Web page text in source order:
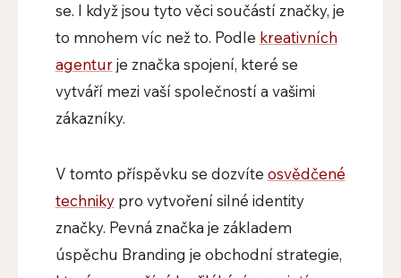
se. I když jsou tyto věci součástí značky, je
to mnohem víc než to. Podle kreativních
agenturje značka spojení, které se
vytváří mezi vaší společností a vašimi
zákazníky.
V tomto příspěvku se dozvíte osvědčené
technikypro vytvoření silné identity
značky. Pevná značka je základem
úspěchu Branding je obchodní strategie,